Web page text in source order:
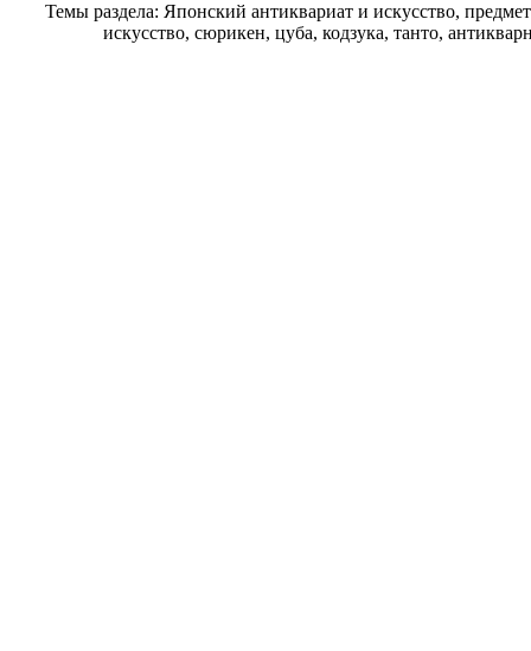
Темы раздела: Японский антиквариат и искусство,
искусство, сюрикен, цуба, кодзука, танто,